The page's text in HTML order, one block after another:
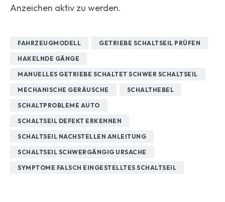
Anzeichen aktiv zu werden.
FAHRZEUGMODELL GETRIEBE SCHALTSEIL PRÜFEN
HAKELNDE GÄNGE
MANUELLES GETRIEBE SCHALTET SCHWER SCHALTSEIL
MECHANISCHE GERÄUSCHE SCHALTHEBEL
SCHALTPROBLEME AUTO
SCHALTSEIL DEFEKT ERKENNEN
SCHALTSEIL NACHSTELLEN ANLEITUNG
SCHALTSEIL SCHWERGÄNGIG URSACHE
SYMPTOME FALSCH EINGESTELLTES SCHALTSEIL